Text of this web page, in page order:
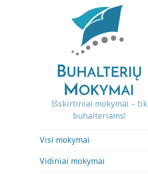
Išskirtiniai mokymai – tik
buhalteriams!
Visi mokymai
Vidiniai mokymai